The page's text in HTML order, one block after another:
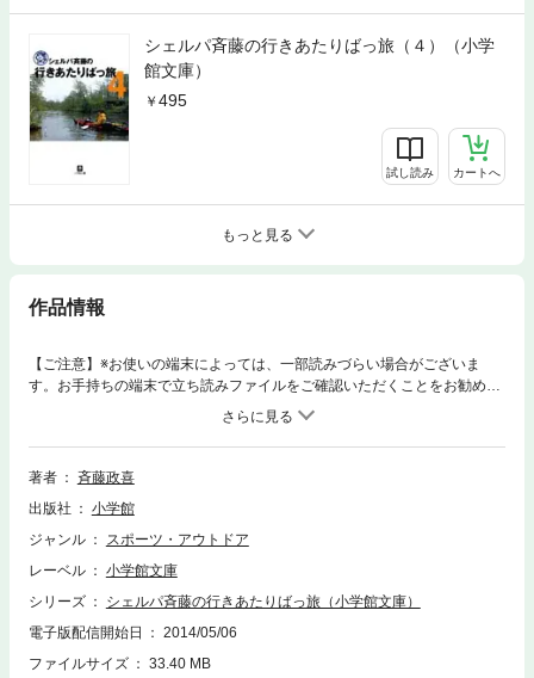
シェルパ斉藤の行きあたりばっ旅（４）（小学
館文庫）
495
試し読み カートへ
もっと見る
作品情報
【ご注意】※お使いの端末によっては、一部読みづらい場合がございま
す。お手持ちの端末で立ち読みファイルをご確認いただくことをお勧めし
ます。ザックひとつで世界を歩いた旅日記。『ビーパル』大好評連載のシ
リーズ第３弾は単行本『今夜も空の下』からの４編に単行本未収録作品４
編を加えた強力ラインアップで涙と感動そして笑いもパワーアップ。※こ
の商品は紙の書籍のページを画像にした電子書籍です。文字サイズだけを
ァイルにより、ご購入前にお手持ちの端末での表示をご確認ください。
著者
斉藤政喜
出版社
小学館
ジャンル
スポーツ・アウトドア
レーベル
小学館文庫
シリーズ
シェルパ斉藤の行きあたりばっ旅（小学館文庫）
電子版配信開始日
2014/05/06
ファイルサイズ
33.40 MB